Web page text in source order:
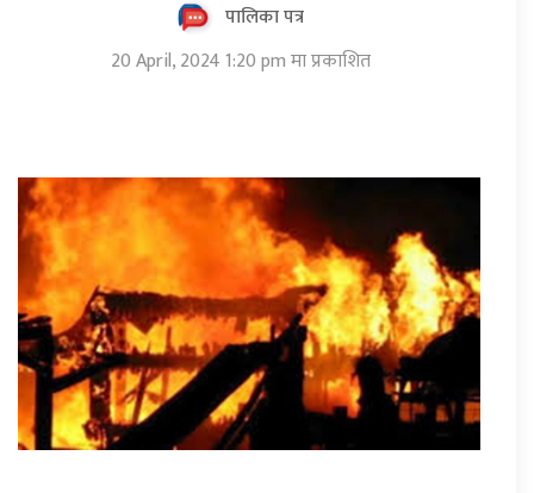
पालिका पत्र
20 April, 2024 1:20 pm मा प्रकाशित